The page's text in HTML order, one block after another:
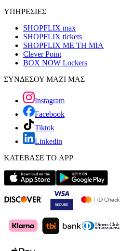
ΥΠΗΡΕΣΙΕΣ
SHOPFLIX max
SHOPFLIX tickets
SHOPFLIX ΜΕ ΤΗ ΜΙΑ
Clever Point
BOX NOW Lockers
ΣΥΝΔΕΣΟΥ ΜΑΖΙ ΜΑΣ
Instagram
Facebook
Tiktok
Linkedin
ΚΑΤΕΒΑΣΕ ΤΟ APP